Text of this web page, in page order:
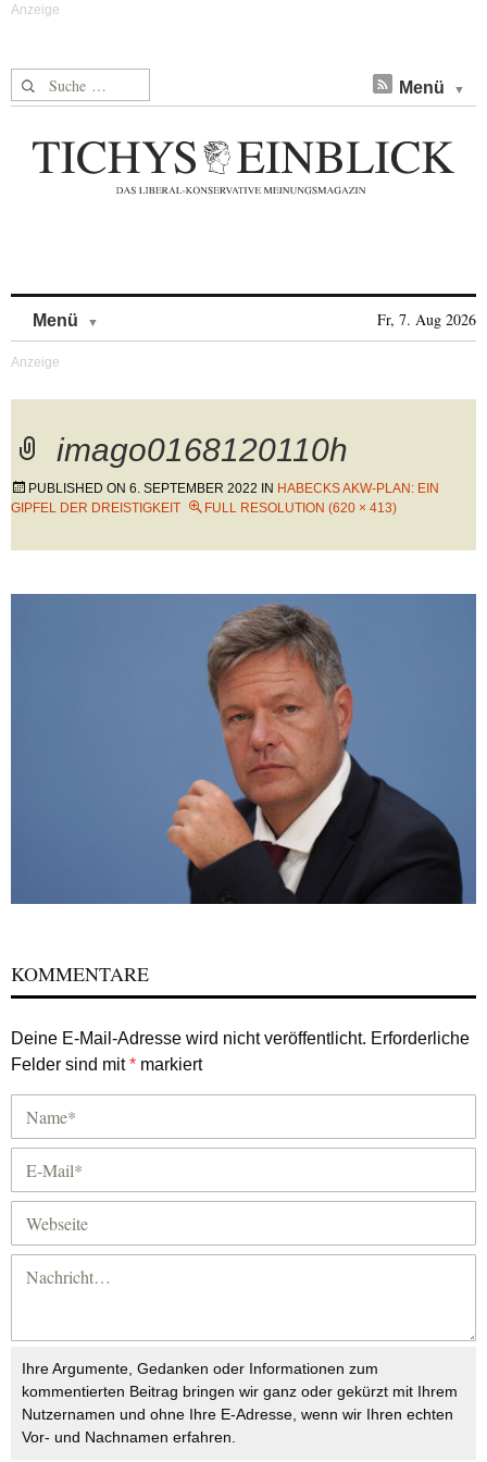
Suche nach: Menü
Menü Fr, 7. Aug 2026
imago0168120110h
PUBLISHED ON 6. SEPTEMBER 2022 IN HABECKS AKW-PLAN: EIN
GIPFEL DER DREISTIGKEIT
FULL RESOLUTION (620 × 413)
KOMMENTARE
Deine E-Mail-Adresse wird nicht veröffentlicht. Erforderliche
Felder sind mit* markiert
Ihre Argumente, Gedanken oder Informationen zum
kommentierten Beitrag bringen wir ganz oder gekürzt mit Ihrem
Nutzernamen und ohne Ihre E-Adresse, wenn wir Ihren echten
Vor- und Nachnamen erfahren.